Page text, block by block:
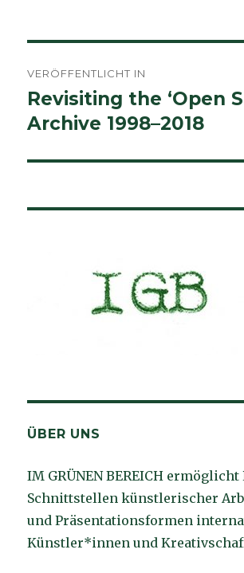
VERÖFFENTLICHT IN
Revisiting the ‘Open
Archive 1998–2018
ÜBER UNS
IM GRÜNEN BEREICH ermöglicht
Schnittstellen künstlerischer
und Präsentationsformen
Künstler*innen und